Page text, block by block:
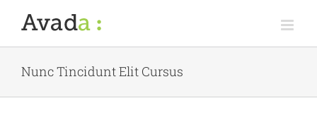
Nunc Tincidunt Elit Cursus